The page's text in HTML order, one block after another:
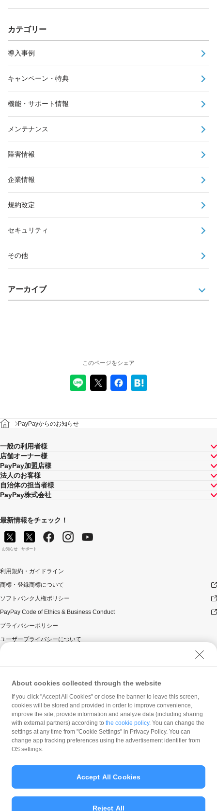
カテゴリー
導入事例
キャンペーン・特典
機能・サポート情報
メンテナンス
障害情報
企業情報
規約改定
セキュリティ
その他
アーカイブ
このページをシェア
PayPayからのお知らせ
一般の利用者様
店舗オーナー様
PayPay加盟店様
法人のお客様
自治体の担当者様
PayPay株式会社
最新情報をチェック！
お知らせ サポート
利用規約・ガイドライン
商標・登録商標について
ソフトバンク人権ポリシー
PayPay Code of Ethics & Business Conduct
プライバシーポリシー
ユーザープライバシーについて
ウェブサイト利用規約
反社会的勢力に対する方針
勧誘方針
マネロン等基本方針
カスタマーハラスメントに関する当社の考え方
© PayPay Corporation
About cookies collected through the website
If you click "Accept All Cookies" or close the banner to leave this screen,
cookies will be stored and provided in order to improve convenience,
improve the site, provide information and analyze data (including sharing
with external partners) according to the cookie policy. You can change the
settings at any time from "Cookie Settings" in Privacy Policy. You can
change app tracking preferences using the advertisement identifier from
OS settings.
Reject All
Accept All Cookies